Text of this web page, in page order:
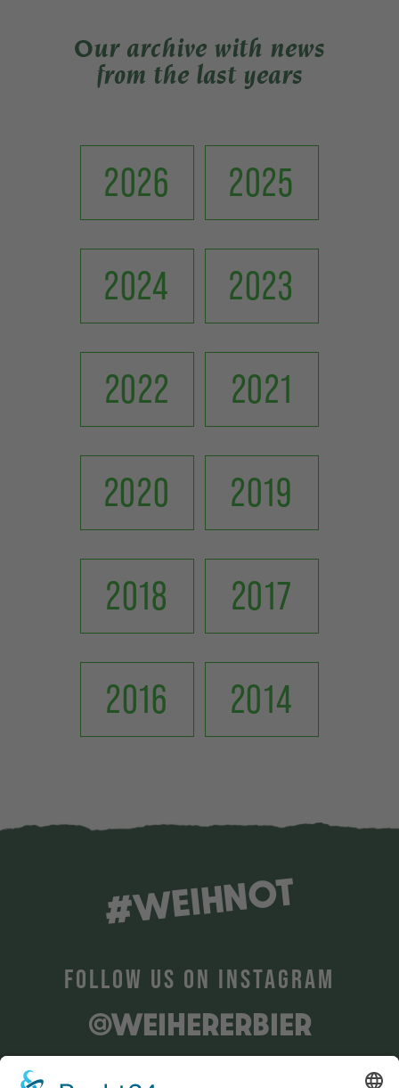
Our archive with news
from the last years
2026 2025
2024 2023
2022 2021
2020 2019
2018 2017
2016 2014
#WEIHNOT
FOLLOW US ON INSTAGRAM
@WEIHERERBIER